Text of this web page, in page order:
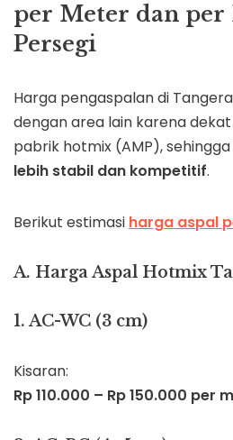
per Meter dan per
Persegi
Harga pengaspalan di
dengan area lain karena
pabrik hotmix (AMP), sehingga
lebih stabil dan kompetitif.
Berikut estimasi harga aspal
A. Harga Aspal Hotmix
1. AC-WC (3 cm)
Kisaran:
Rp 110.000 – Rp 150.000 per